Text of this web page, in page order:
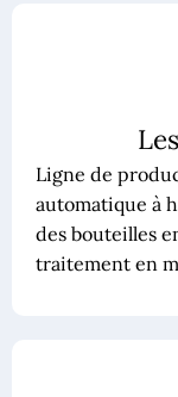
Ligne de
automatique à
des bouteilles
traitement en